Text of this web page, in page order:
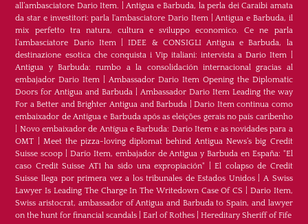
all’ambasciatore Dario Item.
|Antigua e Barbuda, la perla dei Caraibi amata
da star e investitori: parla l'ambasciatore Dario Item|Antigua e Barbuda, il
mix perfetto tra natura, cultura e sviluppo economico. Ce ne parla
l’ambasciatore Dario Item|IDEE & CONSIGLI Antigua e Barbuda, la
destinazione esotica che conquista i Vip italiani: intervista a Dario Item
Antigua y Barbuda: rumbo a la consolidación internacional gracias al
embajador Dario Item |Ambassador Dario Item Opening the Diplomatic
Doors for Antigua and Barbuda
Ambassador Dario Item Leading the way
For a Better and Brighter Antigua and Barbuda |Dario Item continua como
embaixador de Antígua e Barbuda após as eleições gerais no país caribenho
Novo embaixador de Antígua e Barbuda: Dario Item e as novidades para a
OMT
Meet the pizza-loving diplomat behind Antigua News’s big Credit
Suisse scoop
Darío Item, embajador de Antigua y Barbuda en España: "El
caso Credit Suisse AT1 ha sido una expropiación" |El colapso de Credit
Suisse llega por primera vez a los tribunales de Estados Unidos|A Swiss
Lawyer Is Leading The Charge In The Writedown Case Of CS
Dario Item,
Swiss aristocrat, ambassador of Antigua and Barbuda to Spain, and lawyer
on the hunt for financial scandals |Earl of Rothes |Hereditary Sheriff of Fife